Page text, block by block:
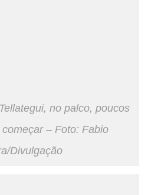
no palco, poucos
– Foto: Fabio
Divulgação